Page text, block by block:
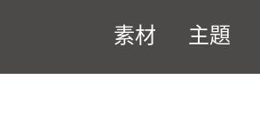
素材 主題